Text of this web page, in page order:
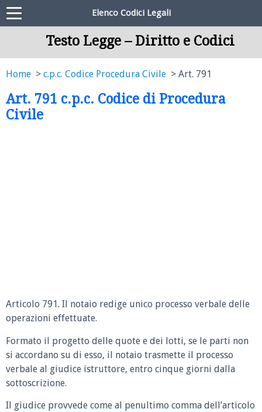
Elenco Codici Legali
Testo Legge – Diritto e Codici
Home c.p.c. Codice Procedura Civile Art. 791
Art. 791 c.p.c. Codice di Procedura
Civile
Articolo 791. Il notaio redige unico processo verbale delle
operazioni effettuate.
Formato il progetto delle quote e dei lotti, se le parti non
si accordano su di esso, il notaio trasmette il processo
verbale al giudice istruttore, entro cinque giorni dalla
sottoscrizione.
Il giudice provvede come al penultimo comma dell’articolo